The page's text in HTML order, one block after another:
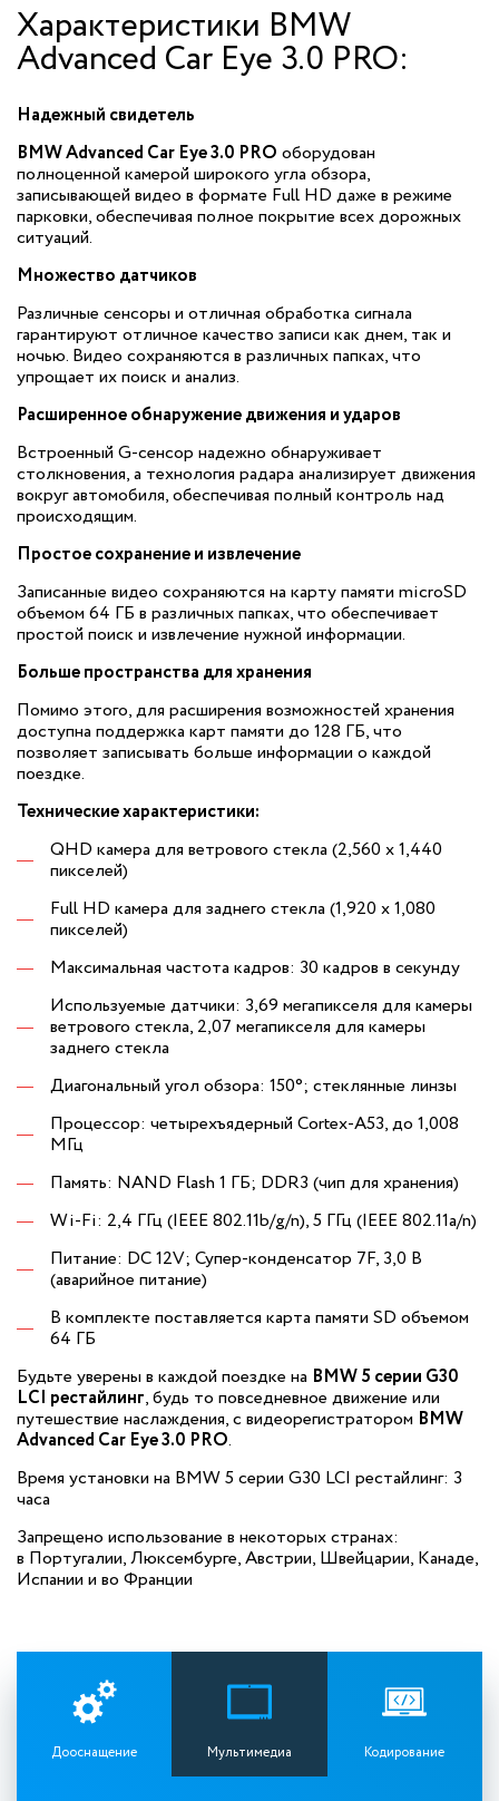
Характеристики BMW
Advanced Car Eye 3.0 PRO:
Надежный свидетель
BMW Advanced Car Eye 3.0 PRO оборудован
полноценной камерой широкого угла обзора,
записывающей видео в формате Full HD даже в режиме
парковки, обеспечивая полное покрытие всех дорожных
ситуаций.
Множество датчиков
Различные сенсоры и отличная обработка сигнала
гарантируют отличное качество записи как днем, так и
ночью. Видео сохраняются в различных папках, что
упрощает их поиск и анализ.
Расширенное обнаружение движения и ударов
Встроенный G-сенсор надежно обнаруживает
столкновения, а технология радара анализирует движения
вокруг автомобиля, обеспечивая полный контроль над
происходящим.
Простое сохранение и извлечение
Записанные видео сохраняются на карту памяти microSD
объемом 64 ГБ в различных папках, что обеспечивает
простой поиск и извлечение нужной информации.
Больше пространства для хранения
Помимо этого, для расширения возможностей хранения
доступна поддержка карт памяти до 128 ГБ, что
позволяет записывать больше информации о каждой
поездке.
Технические характеристики:
QHD камера для ветрового стекла (2,560 x 1,440
пикселей)
Full HD камера для заднего стекла (1,920 x 1,080
пикселей)
Максимальная частота кадров: 30 кадров в секунду
Используемые датчики: 3,69 мегапикселя для камеры
ветрового стекла, 2,07 мегапикселя для камеры
заднего стекла
Диагональный угол обзора: 150°; стеклянные линзы
Процессор: четырехъядерный Cortex-A53, до 1,008
МГц
Память: NAND Flash 1 ГБ; DDR3 (чип для хранения)
Wi-Fi: 2,4 ГГц (IEEE 802.11b/g/n), 5 ГГц (IEEE 802.11a/n)
Питание: DC 12V; Супер-конденсатор 7F, 3,0 В
(аварийное питание)
В комплекте поставляется карта памяти SD объемом
64 ГБ
Будьте уверены в каждой поездке на BMW 5 серии G30
LCI рестайлинг, будь то повседневное движение или
путешествие наслаждения, с видеорегистратором BMW
Advanced Car Eye 3.0 PRO.
Время установки на BMW 5 серии G30 LCI рестайлинг: 3
часа
Запрещено использование в некоторых странах:
в Португалии, Люксембурге,Австрии, Швейцарии, Канаде,
Испании и во Франции
Дооснащение Мультимедиа Кодирование